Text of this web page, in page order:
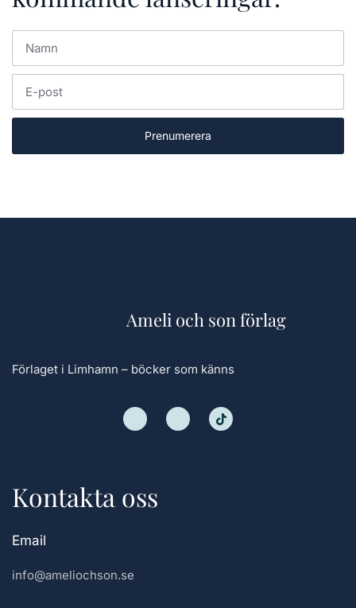
Prenumerera
Ameli och son förlag
Förlaget i Limhamn – böcker som känns
Kontakta oss
Email
info@ameliochson.se